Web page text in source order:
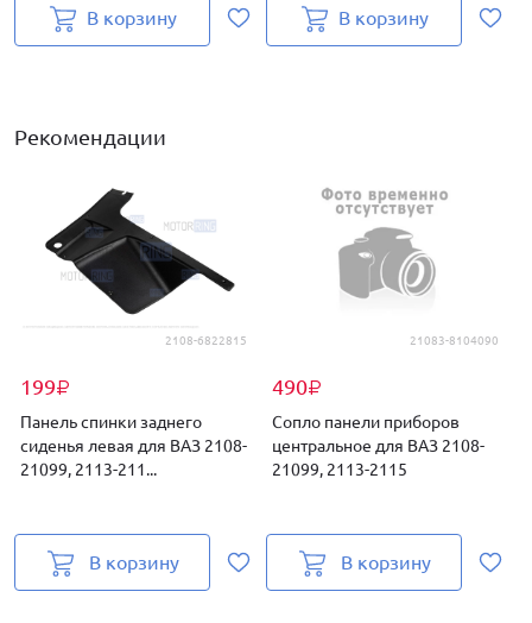
В корзину В корзину
Рекомендации
2108-6822815
199₽
Панель спинки заднего
сиденья левая для ВАЗ 2108-
21099, 2113-211...
В корзину
21083-8104090
490₽
Сопло панели приборов
центральное для ВАЗ 2108-
21099, 2113-2115
В корзину